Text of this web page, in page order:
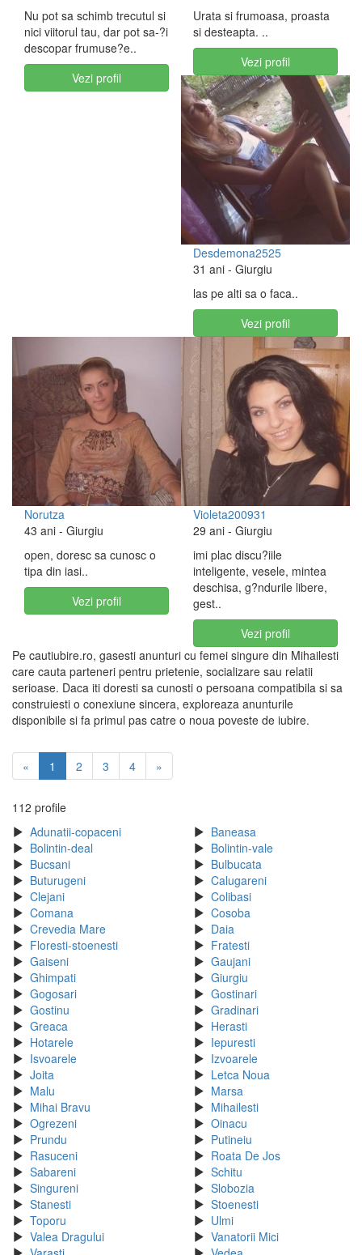
Nu pot sa schimb trecutul si
nici viitorul tau, dar pot sa-?i
descopar frumuse?e..
Vezi profil
Urata si frumoasa, proasta
si desteapta. ..
Vezi profil
Desdemona2525
31 ani - Giurgiu
las pe alti sa o faca..
Vezi profil
Norutza
43 ani - Giurgiu
open, doresc sa cunosc o
tipa din iasi..
Vezi profil
Violeta200931
29 ani - Giurgiu
imi plac discu?iile
inteligente, vesele, mintea
deschisa, g?ndurile libere,
gest..
Vezi profil
Pe cautiubire.ro, gasesti anunturi cu femei singure din Mihailesti
care cauta parteneri pentru prietenie, socializare sau relatii
serioase. Daca iti doresti sa cunosti o persoana compatibila si sa
construiesti o conexiune sincera, exploreaza anunturile
disponibile si fa primul pas catre o noua poveste de iubire.
« 1 2 3 4 »
112 profile
Adunatii-copaceni
Baneasa
Bolintin-deal
Bolintin-vale
Bucsani
Bulbucata
Buturugeni
Calugareni
Clejani
Colibasi
Comana
Cosoba
Crevedia Mare
Daia
Floresti-stoenesti
Fratesti
Gaiseni
Gaujani
Ghimpati
Giurgiu
Gogosari
Gostinari
Gostinu
Gradinari
Greaca
Herasti
Hotarele
Iepuresti
Isvoarele
Izvoarele
Joita
Letca Noua
Malu
Marsa
Mihai Bravu
Mihailesti
Ogrezeni
Oinacu
Prundu
Putineiu
Rasuceni
Roata De Jos
Sabareni
Schitu
Singureni
Slobozia
Stanesti
Stoenesti
Toporu
Ulmi
Valea Dragului
Vanatorii Mici